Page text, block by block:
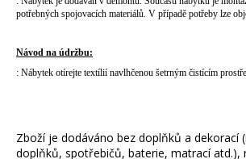
potřebných spojovacích materiálů. V případě potřeby lze
Návod na údržbu:
: Nábytek otírejte textílií navlhčenou šetrným čistícím
Zboží je dodáváno bez doplňků a dekorací
doplňků, spotřebičů, baterie, matrací atd.),